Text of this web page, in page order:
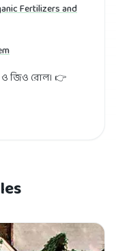
Fertilizers and
ও জিও রোল। 👉